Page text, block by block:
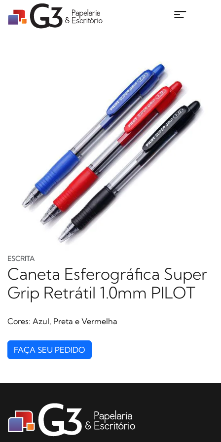
ESCRITA
Caneta Esferográfica Super
Grip Retrátil 1.0mm PILOT
Cores: Azul, Preta e Vermelha
FAÇA SEU PEDIDO